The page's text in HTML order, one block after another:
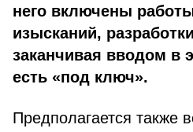
него включены
изысканий,
заканчивая вводом в
есть «под ключ».
Предполагается также